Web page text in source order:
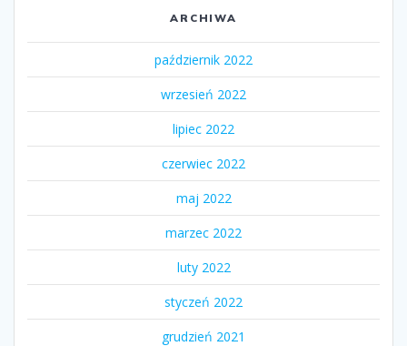
ARCHIWA
październik 2022
wrzesień 2022
lipiec 2022
czerwiec 2022
maj 2022
marzec 2022
luty 2022
styczeń 2022
grudzień 2021